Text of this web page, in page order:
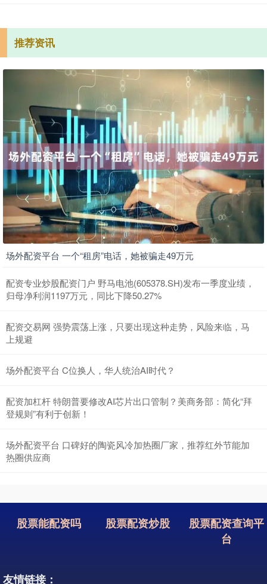
推荐资讯
场外配资平台 一个“租房”电话，她被骗走49万元
配资专业炒股配资门户 野马电池(605378.SH)发布一季度业绩，
归母净利润1197万元，同比下降50.27%
配资交易网 强势震荡上涨，只要出现这种走势，风险来临，马
上规避
场外配资平台 C位换人，华人统治AI时代？
配资加杠杆 特朗普要修改AI芯片出口管制？美商务部：简化“拜
登规则”有利于创新！
场外配资平台 口碑好的陶瓷风冷加热圈厂家，推荐红外节能加
热圈供应商
股票能配资吗 股票配资炒股
股票配资查询平
台
友情链接：